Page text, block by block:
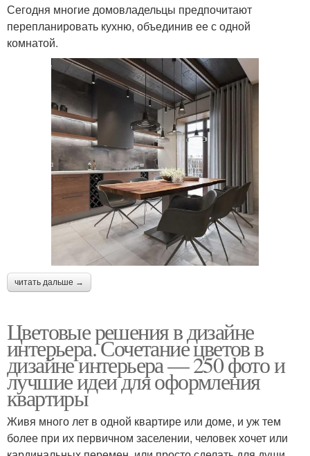
Сегодня многие домовладельцы предпочитают
перепланировать кухню, объединив ее с одной
комнатой.
читать дальше →
Цветовые решения в дизайне
интерьера. Сочетание цветов в
дизайне интерьера — 250 фото и
лучшие идеи для оформления
квартиры
Живя много лет в одной квартире или доме, и уж тем
более при их первичном заселении, человек хочет или